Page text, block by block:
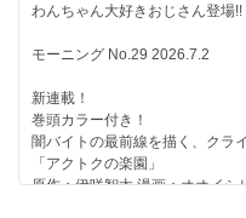
わんちゃん大好きおじさん登場!!
モーニング No.29 2026.7.2
新連載！
巻頭カラー付き！
闇バイトの最前線を描く、クラ
「アクトクの楽園」
原作：伊咲智太 漫画：オオイシ